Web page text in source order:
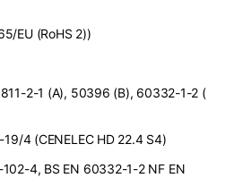
EU (RoHS 2))
2-1 (A), 50396 (B), 60332-1-2 (
4 (CENELEC HD 22.4 S4)
4, BS EN 60332-1-2 NF EN